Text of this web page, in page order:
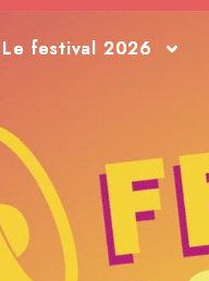
Le festival 2026
Le festival 2026